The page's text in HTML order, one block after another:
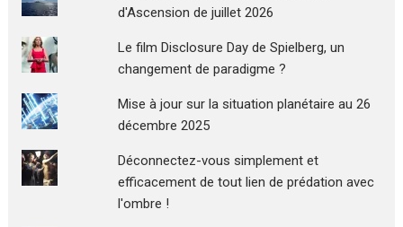
d'Ascension de juillet 2026
Le film Disclosure Day de Spielberg, un
changement de paradigme ?
Mise à jour sur la situation planétaire au 26
décembre 2025
Déconnectez-vous simplement et
efficacement de tout lien de prédation avec
l'ombre !